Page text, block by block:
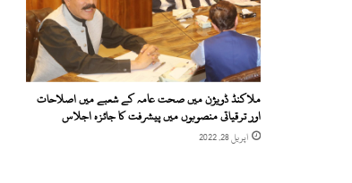
ملاکنڈ ڈویژن میں صحت عامہ کے شعبے میں اصلاحات
اور ترقیاتی منصوبوں میں پیشرفت کا جائزہ اجلاس
اپریل 28, 2022